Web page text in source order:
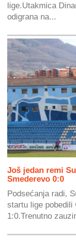
lige.Utakmica
odigrana na...
Još jedan remi
Smederevo 0:0
Podsećanja radi,
startu lige pobedili
1:0.Trenutno